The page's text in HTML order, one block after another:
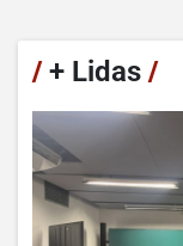
/+ Lidas /